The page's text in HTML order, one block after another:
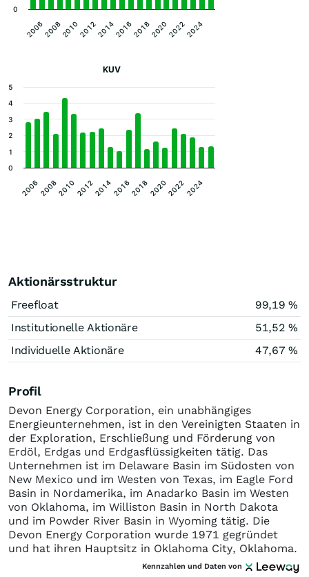
2006200820102012201420162018202020222024
0
KUV
2006200820102012201420162018202020222024
0
1
2
3
4
5
Aktionärsstruktur
Freefloat
99,19 %
Institutionelle Aktionäre
51,52 %
Individuelle Aktionäre
47,67 %
Profil
Devon Energy Corporation, ein unabhängiges
Energieunternehmen, ist in den Vereinigten Staaten in
der Exploration, Erschließung und Förderung von
Erdöl, Erdgas und Erdgasflüssigkeiten tätig. Das
Unternehmen ist im Delaware Basin im Südosten von
New Mexico und im Westen von Texas, im Eagle Ford
Basin in Nordamerika, im Anadarko Basin im Westen
von Oklahoma, im Williston Basin in North Dakota
und im Powder River Basin in Wyoming tätig. Die
Devon Energy Corporation wurde 1971 gegründet
und hat ihren Hauptsitz in Oklahoma City, Oklahoma.
Kennzahlen und Daten von